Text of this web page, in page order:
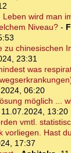
Leben wird man
Niveau? -
zu chinesischen
23:31
was
06:20
möglich ...
11.07.2024, 13:20
vmtl.
vorliegen. Hast
17:37